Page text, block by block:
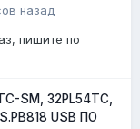
назад
пишите по
SM, 32PL54TC,
USB ПО